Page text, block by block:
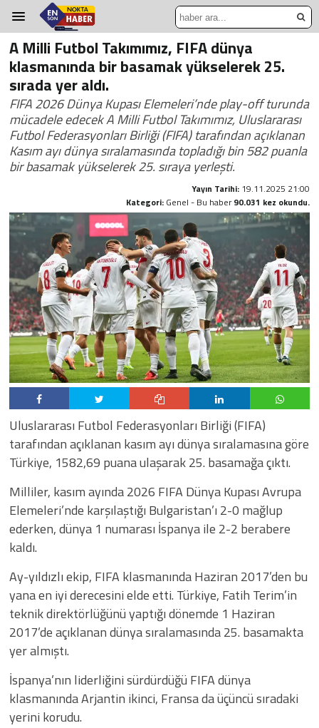
A Milli Futbol Takımımız, FIFA dünya
klasmanında bir basamak yükselerek 25.
sırada yer aldı.
FIFA 2026 Dünya Kupası Elemeleri’nde play-off turunda
mücadele edecek A Milli Futbol Takımımız, Uluslararası
Futbol Federasyonları Birliği (FIFA) tarafından açıklanan
Kasım ayı dünya sıralamasında topladığı bin 582 puanla
bir basamak yükselerek 25. sıraya yerleşti.
Yayın Tarihi: 19.11.2025 21:00
Kategori: Genel - Bu haber90.031 kez okundu.
Uluslararası Futbol Federasyonları Birliği (FIFA)
tarafından açıklanan kasım ayı dünya sıralamasına göre
Türkiye, 1582,69 puana ulaşarak 25. basamağa çıktı.
Milliler, kasım ayında 2026 FIFA Dünya Kupası Avrupa
Elemeleri’nde karşılaştığı Bulgaristan’ı 2-0 mağlup
ederken, dünya 1 numarası İspanya ile 2-2 berabere
kaldı.
Ay-yıldızlı ekip, FIFA klasmanında Haziran 2017’den bu
yana en iyi derecesini elde etti. Türkiye, Fatih Terim’in
teknik direktörlüğünü yaptığı dönemde 1 Haziran
2017’de açıklanan dünya sıralamasında 25. basamakta
yer almıştı.
İspanya’nın liderliğini sürdürdüğü FIFA dünya
klasmanında Arjantin ikinci, Fransa da üçüncü sıradaki
yerini korudu.